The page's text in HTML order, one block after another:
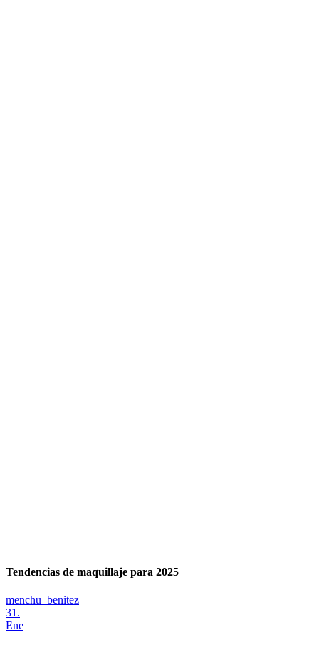
Tendencias de maquillaje para 2025
menchu_benitez
31.
Ene